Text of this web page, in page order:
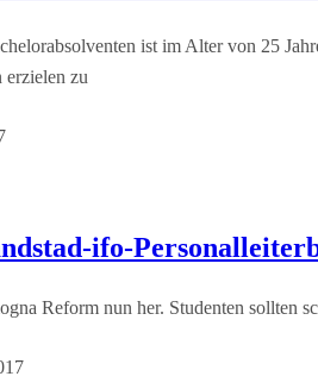
ist im Alter von 25
zu
ifo-
Reform nun her. Studenten sollten